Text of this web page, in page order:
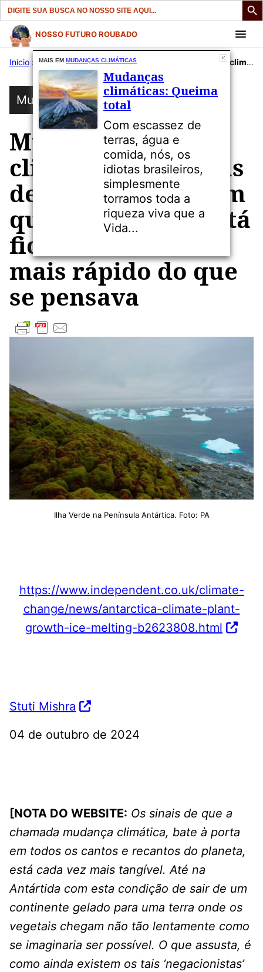
Search
for:
Pular
para
conteúdo
NOSSO FUTURO ROUBADO
Início » Publicações»Mudanças Climáticas Mudanças climáticas: Imagens de satélite mostram que a Antártida está ficando “verde” mais rápido do que se pensava
Mudanças Climáticas
Mudanças
climáticas: Imagens
de satélite mostram
que a Antártida está
ficando “verde”
mais rápido do que
se pensava
Ilha Verde na Península Antártica. Foto: PA
https://www.independent.co.uk/climate-
change/news/antarctica-climate-plant-
growth-ice-melting-b2623808.html
Stuti Mishra
04 de outubro de 2024
[NOTA DO WEBSITE: Os sinais de que a
chamada mudança climática, bate à porta
em todos os cantos e recantos do planeta,
está cada vez mais tangível. Até na
Antártida com esta condição de sair de um
continente gelado para uma terra onde os
vegetais chegam não tão lentamente como
se imaginaria ser possível. O que assusta, é
como ainda existem os tais ‘negacionistas’
MAIS EM MUDANÇAS CLIMÁTICAS
Mudanças
climáticas: Queima
total
Com escassez de
terras, água e
comida, nós, os
idiotas brasileiros,
simplesmente
torramos toda a
riqueza viva que a
Vida...